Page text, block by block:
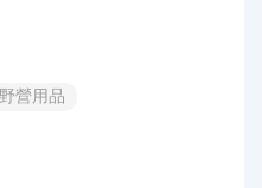
營用品